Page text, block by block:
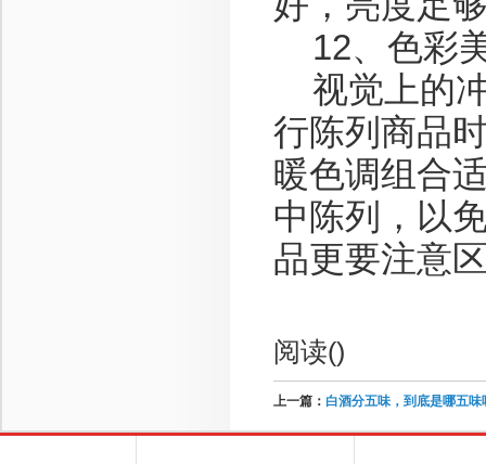
12、色彩
视觉上的
行陈列商品
暖色调组合
中陈列，以
品更要注意
阅读()
上一篇： 白酒分五味，到底是哪五味